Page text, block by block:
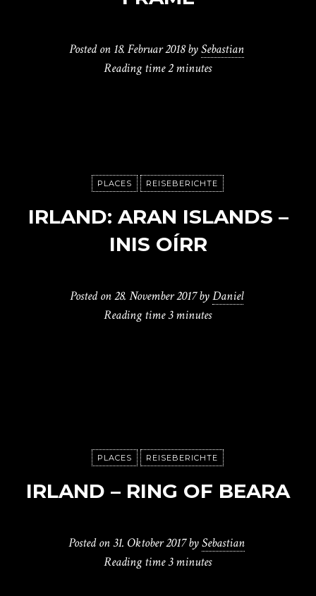
Posted on 18. Februar 2018 bySebastian
Reading time2 minutes
PLACES REISEBERICHTE
IRLAND: ARAN ISLANDS –
INIS OÍRR
Posted on28. November 2017 byDaniel
Reading time3 minutes
PLACES REISEBERICHTE
IRLAND – RING OF BEARA
Posted on31. Oktober 2017 bySebastian
Reading time3 minutes